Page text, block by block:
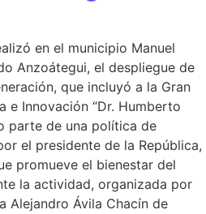
en el municipio Manuel
Anzoátegui, el despliegue de
que incluyó a la Gran
e Innovación “Dr. Humberto
parte de una política de
el presidente de la República,
promueve el bienestar del
la actividad, organizada por
Alejandro Ávila Chacín de